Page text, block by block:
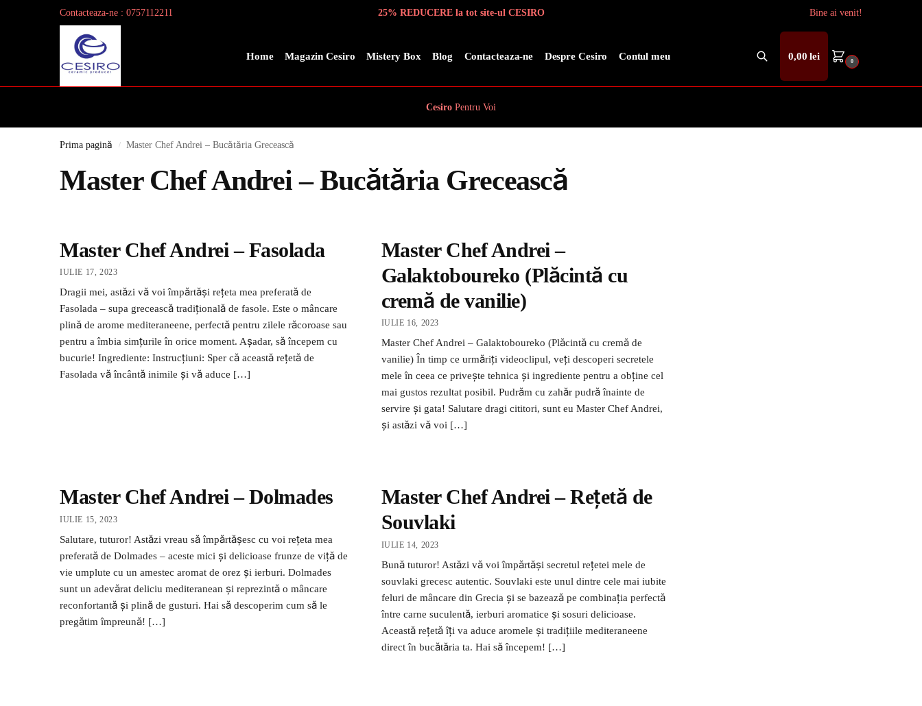
Contacteaza-ne : 0757112211 25% REDUCERE la tot site-ul CESIRO Bine ai venit!
Home Magazin Cesiro Mistery Box Blog Contacteaza-ne Despre Cesiro Contul meu
Search
0,00lei 0
Cesiro Pentru Voi
Prima pagină / Master Chef Andrei – Bucătăria Grecească
Master Chef Andrei – Bucătăria Grecească
Master Chef Andrei – Fasolada
IULIE 17, 2023
Dragii mei, astăzi vă voi împărtăși rețeta mea preferată de
Fasolada – supa grecească tradițională de fasole. Este o mâncare
plină de arome mediteraneene, perfectă pentru zilele răcoroase sau
pentru a îmbia simțurile în orice moment. Așadar, să începem cu
bucurie! Ingrediente: Instrucțiuni: Sper că această rețetă de
Fasolada vă încântă inimile și vă aduce […]
Master Chef Andrei –
Galaktoboureko (Plăcintă cu
cremă de vanilie)
IULIE 16, 2023
Master Chef Andrei – Galaktoboureko (Plăcintă cu cremă de
vanilie) În timp ce urmăriți videoclipul, veți descoperi secretele
mele în ceea ce privește tehnica și ingrediente pentru a obține cel
mai gustos rezultat posibil. Pudrăm cu zahăr pudră înainte de
servire și gata! Salutare dragi cititori, sunt eu Master Chef Andrei,
și astăzi vă voi […]
Master Chef Andrei – Dolmades
IULIE 15, 2023
Salutare, tuturor! Astăzi vreau să împărtășesc cu voi rețeta mea
preferată de Dolmades – aceste mici și delicioase frunze de viță de
vie umplute cu un amestec aromat de orez și ierburi. Dolmades
sunt un adevărat deliciu mediteranean și reprezintă o mâncare
reconfortantă și plină de gusturi. Hai să descoperim cum să le
pregătim împreună! […]
Master Chef Andrei – Rețetă de
Souvlaki
IULIE 14, 2023
Bună tuturor! Astăzi vă voi împărtăși secretul rețetei mele de
souvlaki grecesc autentic. Souvlaki este unul dintre cele mai iubite
feluri de mâncare din Grecia și se bazează pe combinația perfectă
între carne suculentă, ierburi aromatice și sosuri delicioase.
Această rețetă îți va aduce aromele și tradițiile mediteraneene
direct în bucătăria ta. Hai să începem! […]